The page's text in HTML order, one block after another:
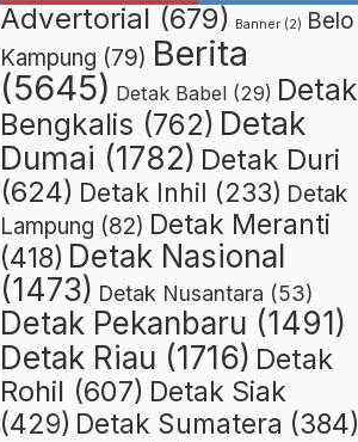
Advertorial (679) Banner (2) Belo
Kampung (79) Berita
(5645) Detak Babel (29) Detak
Bengkalis (762) Detak
Dumai (1782) Detak Duri
(624) Detak Inhil (233) Detak
Lampung (82) Detak Meranti
(418) Detak Nasional
(1473) Detak Nusantara (53)
Detak Pekanbaru (1491)
Detak Riau (1716) Detak
Rohil (607) Detak Siak
(429) Detak Sumatera (384)